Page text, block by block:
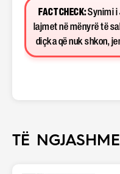
FACT CHECK:Synimi i
lajmet në mënyrë të
diçka që nuk shkon,
TË NGJASHME